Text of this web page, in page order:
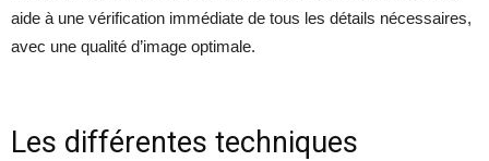
aide à une vérification immédiate de tous les détails nécessaires,
avec une qualité d’image optimale.
Les différentes techniques